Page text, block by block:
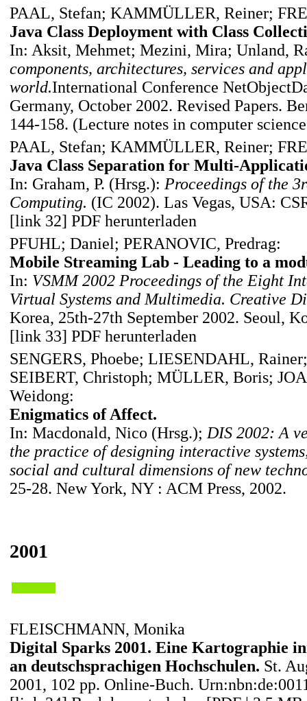
PAAL, Stefan; KAMMÜLLER, Reiner;
Java Class Deployment with Class
In: Aksit, Mehmet; Mezini, Mira; Unland,
components, architectures, services and
world.International Conference
Germany, October 2002. Revised Papers.
144-158. (Lecture notes in computer
PAAL, Stefan; KAMMÜLLER, Reiner;
Java Class Separation for Multi-
In: Graham, P. (Hrsg.): Proceedings of the
Computing. (IC 2002). Las Vegas, USA:
[link 32] PDF herunterladen
PFUHL; Daniel; PERANOVIC, Predrag:
Mobile Streaming Lab - Leading to a
In: VSMM 2002 Proceedings of the Eight
Virtual Systems and Multimedia. Creative
Korea, 25th-27th September 2002. Seoul,
[link 33] PDF herunterladen
SENGERS, Phoebe; LIESENDAHL,
SEIBERT, Christoph; MÜLLER, Boris;
Weidong:
Enigmatics of Affect.
In: Macdonald, Nico (Hrsg.); DIS 2002: A
the practice of designing interactive
social and cultural dimensions of new
25-28. New York, NY : ACM Press, 2002.
2001
FLEISCHMANN, Monika
Digital Sparks 2001. Eine Kartographie
an deutschsprachigen Hochschulen. St.
2001, 102 pp. Online-Buch.